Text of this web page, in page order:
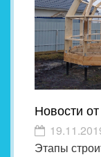
Новости
Этапы